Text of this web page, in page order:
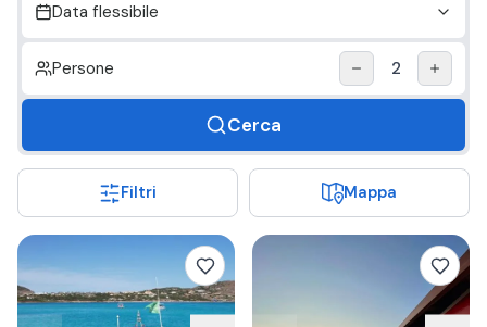
Data flessibile
Persone 2
Cerca
Filtri Mappa